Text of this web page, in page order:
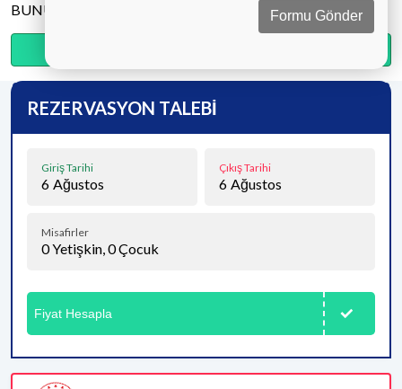
BUNU PAYLAŞ
REZERVASYON TALEBİ
Giriş Tarihi
6 Ağustos
Çıkış Tarihi
6 Ağustos
Misafirler
0Yetişkin,0Çocuk
Fiyat Hesapla
Formu Gönder